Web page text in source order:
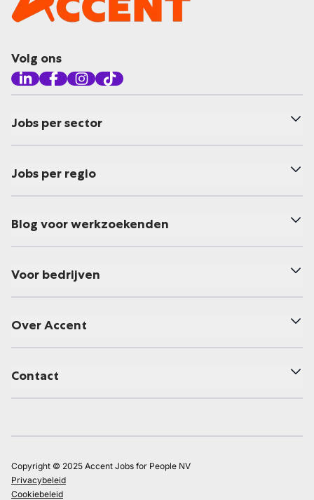
Volg ons
Jobs per sector
Jobs per regio
Blog voor werkzoekenden
Voor bedrijven
Over Accent
Contact
Copyright © 2025 Accent Jobs for People NV
Privacybeleid
Cookiebeleid